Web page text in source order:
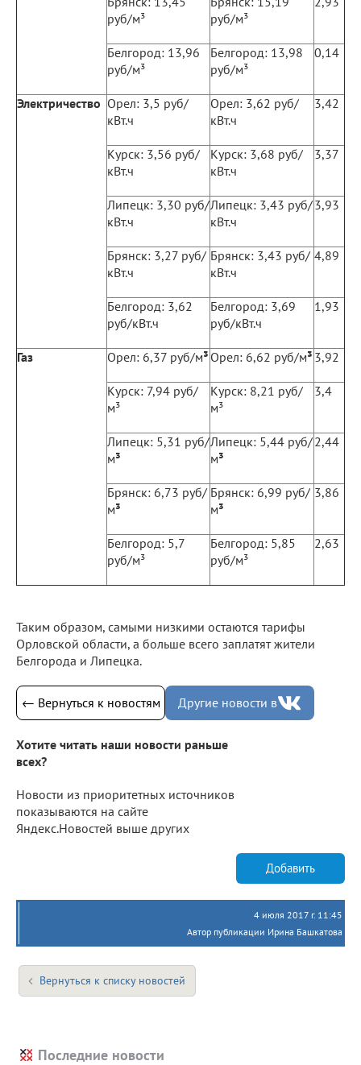
руб/м³
руб/м³
Белгород: 13,96
руб/м³
Белгород: 13,98
руб/м³
0,14
Электричество Орел: 3,5 руб/
кВт.ч
Орел: 3,62 руб/
кВт.ч
3,42
Курск: 3,56 руб/
кВт.ч
Курск: 3,68 руб/
кВт.ч
3,37
Липецк: 3,30 руб/
кВт.ч
Липецк: 3,43 руб/
кВт.ч
3,93
Брянск: 3,27 руб/
кВт.ч
Брянск: 3,43 руб/
кВт.ч
4,89
Белгород: 3,62
руб/кВт.ч
Белгород: 3,69
руб/кВт.ч
1,93
Газ Орел: 6,37 руб/м³ Орел: 6,62 руб/м³ 3,92
Курск: 7,94 руб/
м³
Курск: 8,21 руб/
м³
3,4
Липецк: 5,31 руб/
м³
Липецк: 5,44 руб/
м³
2,44
Брянск: 6,73 руб/
м³
Брянск: 6,99 руб/
м³
3,86
Белгород: 5,7
руб/м³
Белгород: 5,85
руб/м³
2,63
Таким образом, самыми низкими остаются тарифы
Орловской области, а больше всего заплатят жители
Белгорода и Липецка.
← Вернуться к новостям Другие новости в
Хотите читать наши новости раньше
всех?
Новости из приоритетных источников
показываются на сайте
Яндекс.Новостей выше других
Добавить
4 июля 2017 г. 11:45
Автор публикации Ирина Башкатова
Вернуться к списку новостей
Последние новости